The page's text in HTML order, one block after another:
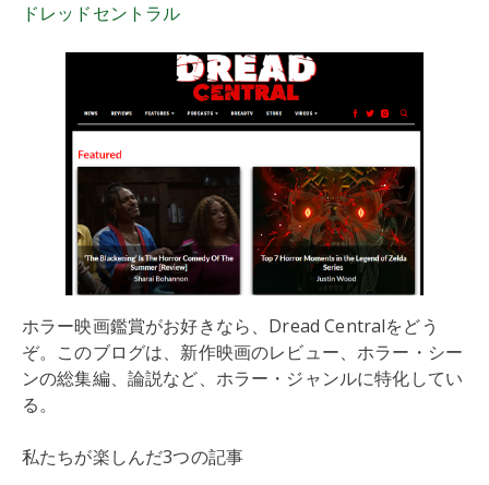
ドレッドセントラル
ホラー映画鑑賞がお好きなら、Dread Centralをどう
ぞ。このブログは、新作映画のレビュー、ホラー・シー
ンの総集編、論説など、ホラー・ジャンルに特化してい
る。
私たちが楽しんだ3つの記事